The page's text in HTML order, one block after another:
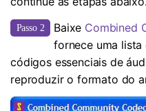
Passo 2 Baixe Combined
fornece uma
códigos essenciais de
reproduzir o formato do